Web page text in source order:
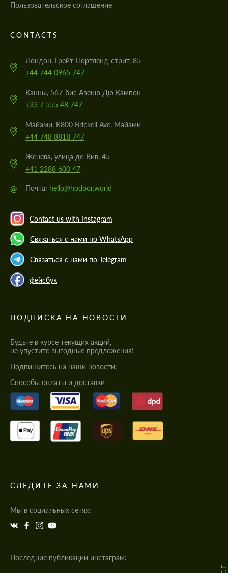
Пользовательское соглашение
CONTACTS
Лондон, Грейт-Портленд-стрит, 85
+44 744 0965 747
Канны, 567-бис Авеню Дю Кампон
+33 7 555 48 747
Майами, K800 Brickell Ave, Майами
+44 748 8818 747
Женева, улица де-Вив, 45
+41 2288 600 47
@ Почта: hello@hodoor.world
Contact us with Instagram
Связаться с нами по WhatsApp
Связаться с нами по Telegram
фейсбук
ПОДПИСКА НА НОВОСТИ
Будьте в курсе текущих акций,
не упустите выгодные предложения!
Подпишитесь на наши новости:
Cпособы оплаты и доставки
СЛЕДИТЕ ЗА НАМИ
Мы в социальных сетях:
Последние публикации инстаграм: